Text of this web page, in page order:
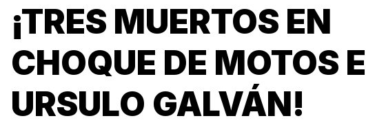
¡TRES MUERTOS EN
CHOQUE DE MOTOS
URSULO GALVÁN!